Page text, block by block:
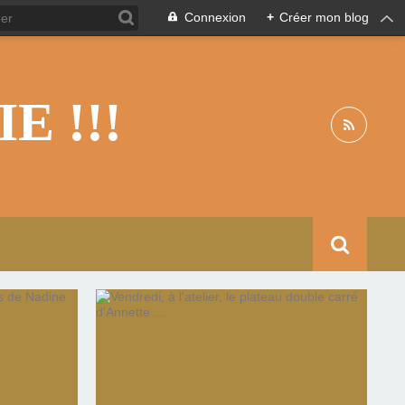
Connexion + Créer mon blog
!!!